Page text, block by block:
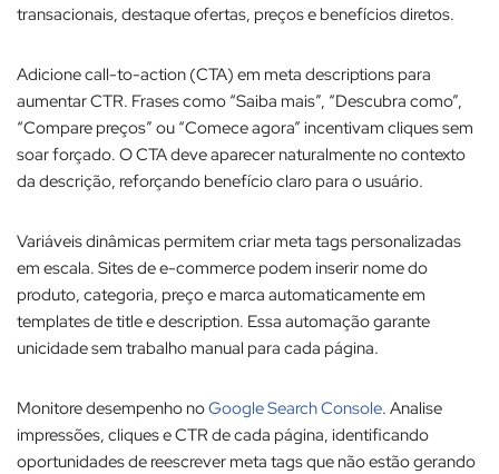
transacionais, destaque ofertas, preços e benefícios diretos.​
Adicione call-to-action (CTA) em meta descriptions para
aumentar CTR. Frases como “Saiba mais”, “Descubra como”,
“Compare preços” ou “Comece agora” incentivam cliques sem
soar forçado. O CTA deve aparecer naturalmente no contexto
da descrição, reforçando benefício claro para o usuário.​
Variáveis dinâmicas permitem criar meta tags personalizadas
em escala. Sites de e-commerce podem inserir nome do
produto, categoria, preço e marca automaticamente em
templates de title e description. Essa automação garante
unicidade sem trabalho manual para cada página.​
Monitore desempenho noGoogle Search Console. Analise
impressões, cliques e CTR de cada página, identificando
oportunidades de reescrever meta tags que não estão gerando